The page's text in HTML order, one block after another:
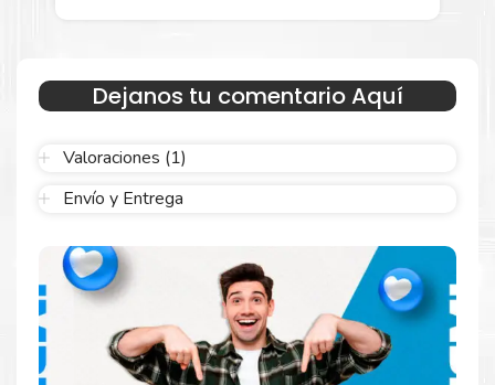
Hecho para ser confiable
Confíe en el rendimiento uniforme de Xerox, tanto si
imprime en blanco y negro como en color. Descubra
más
Aquí.
Dejanos tu comentario Aquí
Valoraciones (1)
Envío y Entrega